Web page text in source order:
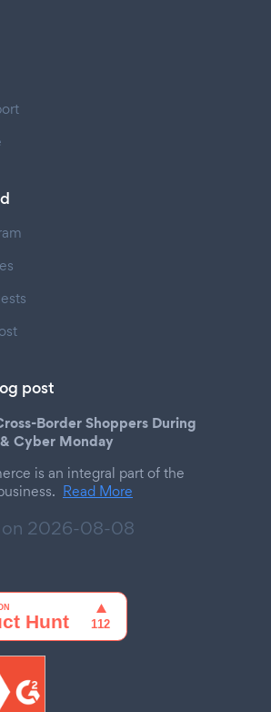
post
Border Shoppers During
Cyber Monday
is an integral part of the
Read More
2026-08-08